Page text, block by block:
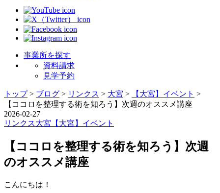
事業所を探す
資料請求
見学予約
トップ> ブログ > リンクス > 大宮 > 【大宮】イベント >
【ココロを整理する術を知ろう】次週のオススメ講座
2026-02-27
リンクス大宮 【大宮】イベント
【ココロを整理する術を知ろう】次週
のオススメ講座
こんにちは！